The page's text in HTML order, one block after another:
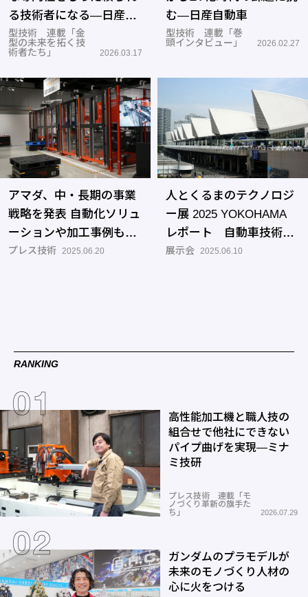
る技術者になる―日産自
動車
型技術 連載「金
型の未来を拓く技
術者たち」
2026.03.17
む―日産自動車
型技術 連載「巻
頭インタビュー」
2026.02.27
アマダ、中・長期の事業
戦略を発表 自動化ソリュ
ーションや加工事例も披
露
プレス技術 2025.06.20
人とくるまのテクノロジ
ー展 2025 YOKOHAMA
レポート 自動車技術を
支える先端システム・要
展示会 2025.06.10
RANKING
高性能加工機と職人技の
組合せで他社にできない
パイプ曲げを実現―ミナ
ミ技研
プレス技術 連載「モ
ノづくり革新の旗手た
ち」
2026.07.29
ガンダムのプラモデルが
未来のモノづくり人材の
心に火をつける